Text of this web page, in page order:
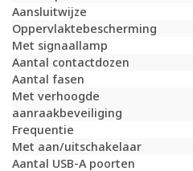
Aansluitwijze
Oppervlaktebescherming
Met signaallamp
Aantal contactdozen
Aantal fasen
Met verhoogde
aanraakbeveiliging
Frequentie
Met aan/uitschakelaar
Aantal USB-A poorten